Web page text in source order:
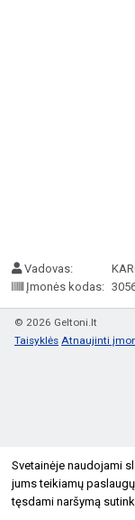
Svetainėje naudojami
jums teikiamų
tęsdami naršymą
Vadovas:
Įmonės kodas:
© 2026 Geltoni.lt
Taisyklės Atnaujinti